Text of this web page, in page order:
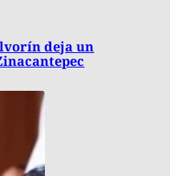
deja un